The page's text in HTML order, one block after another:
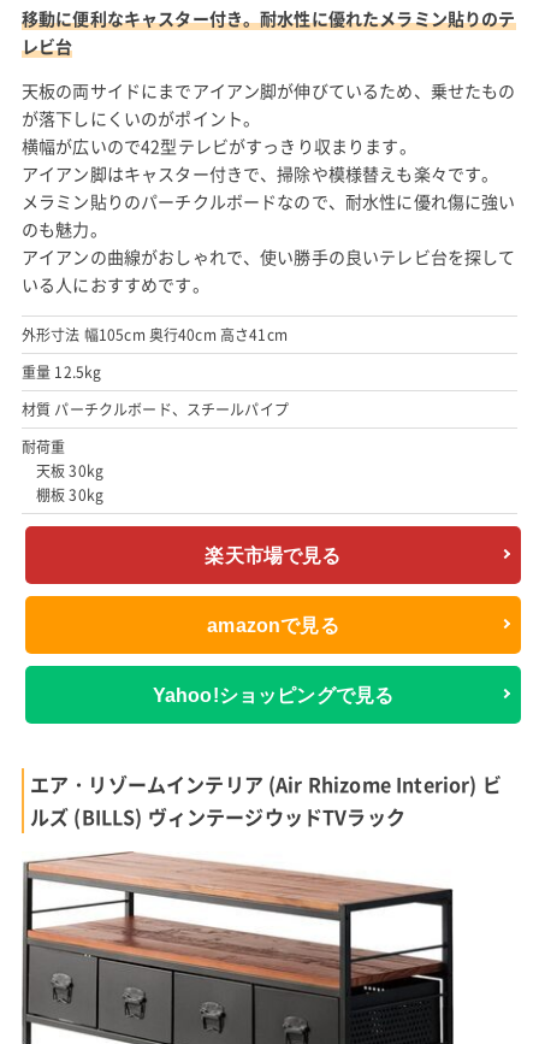
移動に便利なキャスター付き。耐水性に優れたメラミン貼りのテ
レビ台
天板の両サイドにまでアイアン脚が伸びているため、乗せたもの
が落下しにくいのがポイント。
横幅が広いので42型テレビがすっきり収まります。
アイアン脚はキャスター付きで、掃除や模様替えも楽々です。
メラミン貼りのパーチクルボードなので、耐水性に優れ傷に強い
のも魅力。
アイアンの曲線がおしゃれで、使い勝手の良いテレビ台を探して
いる人におすすめです。
外形寸法 幅105cm 奥行40cm 高さ41cm
重量 12.5kg
材質 パーチクルボード、スチールパイプ
耐荷重
天板 30kg
棚板 30kg
楽天市場で見る
amazonで見る
Yahoo!ショッピングで見る
エア・リゾームインテリア (Air Rhizome Interior) ビ
ルズ (BILLS) ヴィンテージウッドTVラック